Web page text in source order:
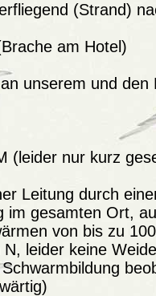
(Strand)
am Hotel)
unserem und den
(leider nur kurz
Leitung durch
im gesamten Ort,
von bis zu
leider keine